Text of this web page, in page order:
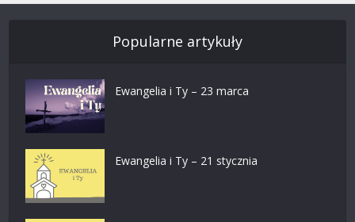
Popularne artykuły
Ewangelia i Ty – 23 marca
Ewangelia i Ty – 21 stycznia